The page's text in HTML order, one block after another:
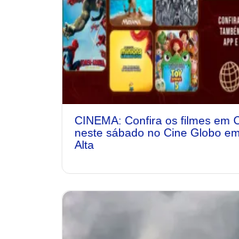
CINEMA: Confira os filmes em
neste sábado no Cine Globo
Alta